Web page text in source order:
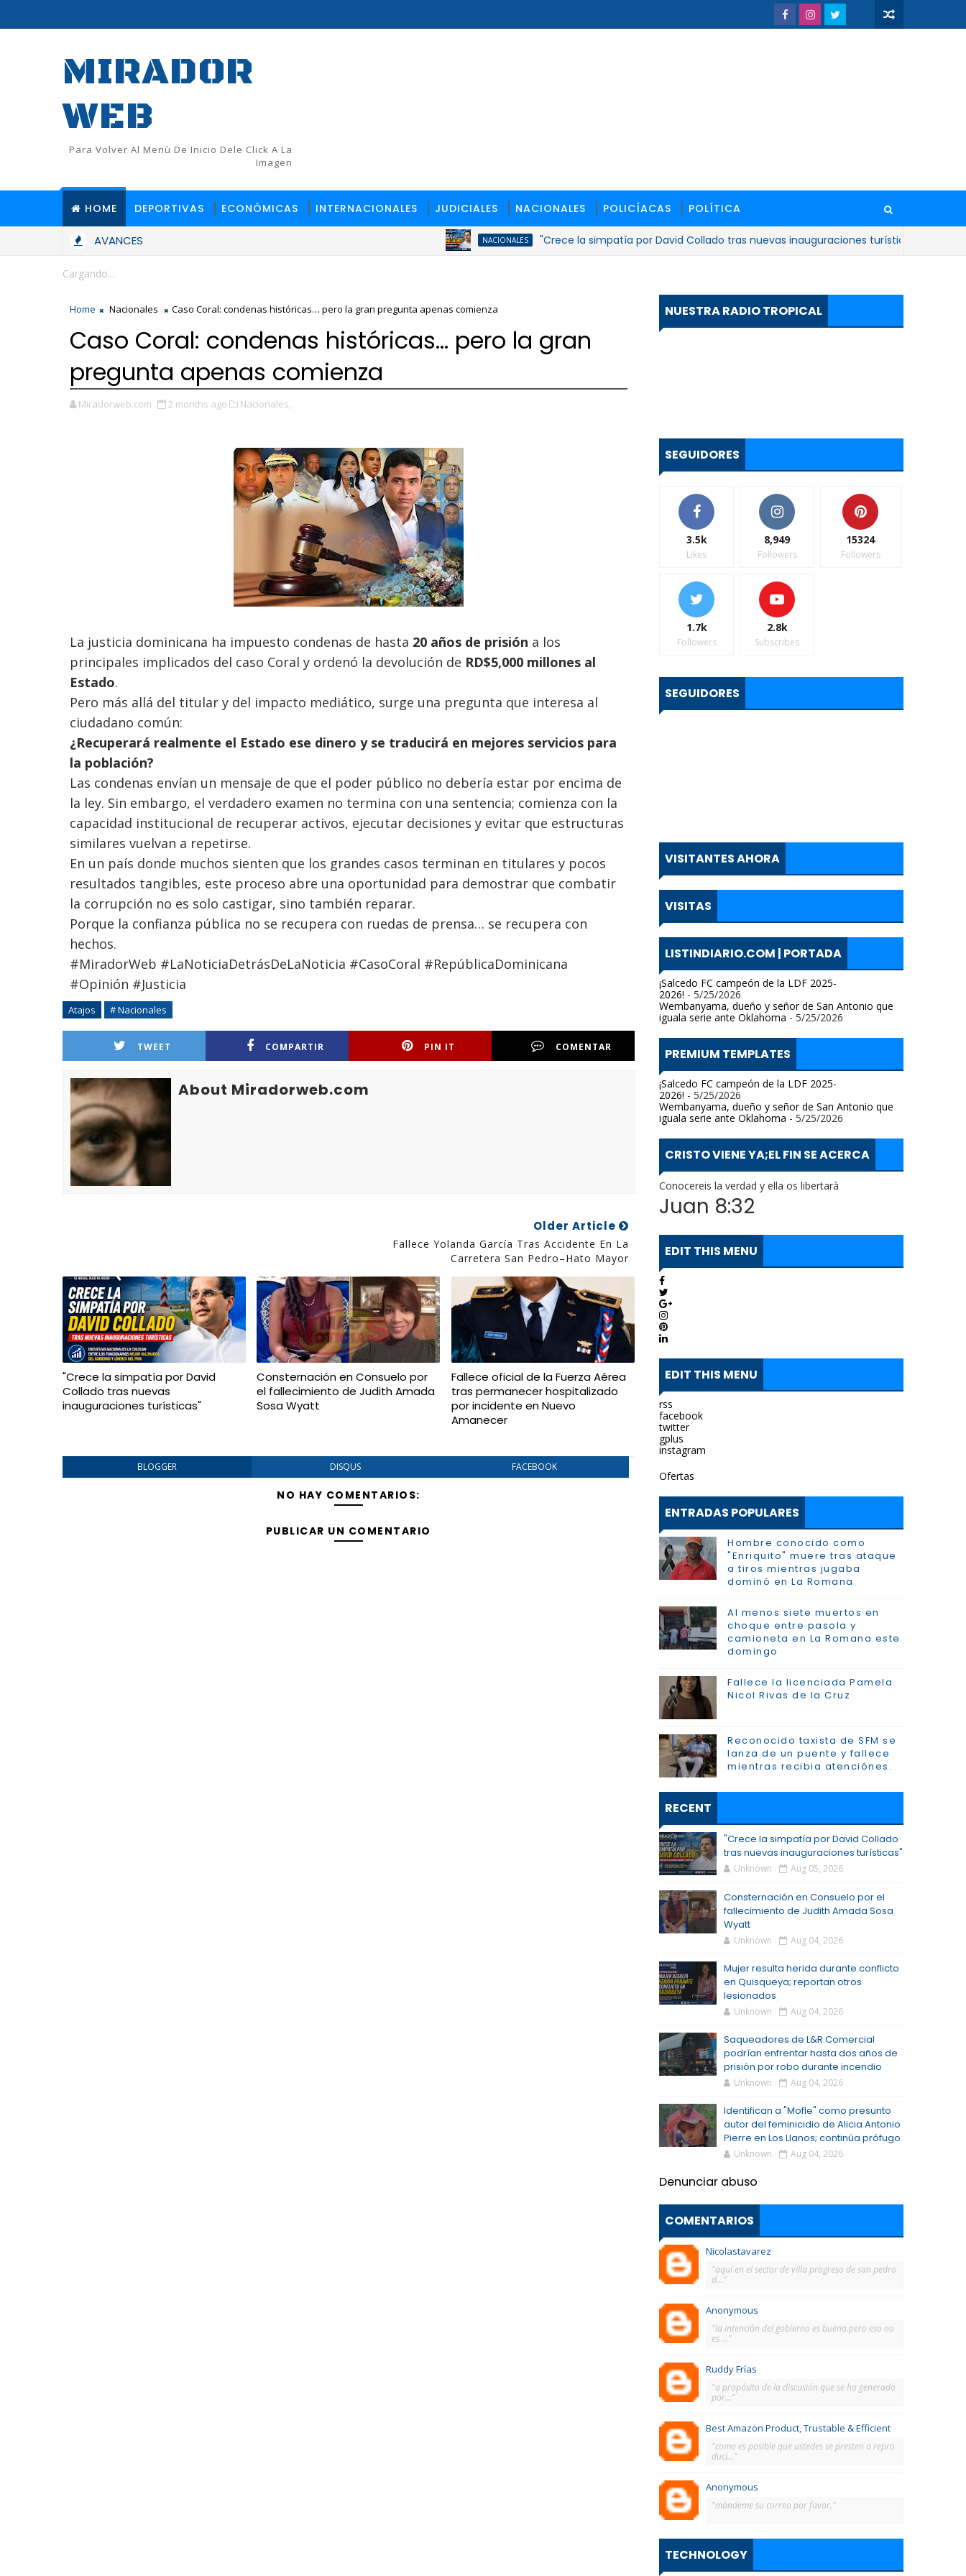
MIRADOR
WEB
Para Volver Al Menù De Inicio Dele Click A La
Imagen
HOME DEPORTIVAS ECONÓMICAS INTERNACIONALES JUDICIALES NACIONALES POLICÍACAS POLÍTICA
AVANCES NACIONALES "Crece la simpatía por David Collado tras nuevas inauguraciones turísticas"
Cargando...
Home Nacionales Caso Coral: condenas históricas… pero la gran pregunta apenas comienza
Caso Coral: condenas históricas… pero la gran
pregunta apenas comienza
Miradorweb.com 2 months ago Nacionales,
La justicia dominicana ha impuesto condenas de hasta 20 años de prisión a los
principales implicados del caso Coral y ordenó la devolución de RD$5,000 millones al
Estado.
Pero más allá del titular y del impacto mediático, surge una pregunta que interesa al
ciudadano común:
¿Recuperará realmente el Estado ese dinero y se traducirá en mejores servicios para
la población?
Las condenas envían un mensaje de que el poder público no debería estar por encima de
la ley. Sin embargo, el verdadero examen no termina con una sentencia; comienza con la
capacidad institucional de recuperar activos, ejecutar decisiones y evitar que estructuras
similares vuelvan a repetirse.
En un país donde muchos sienten que los grandes casos terminan en titulares y pocos
resultados tangibles, este proceso abre una oportunidad para demostrar que combatir
la corrupción no es solo castigar, sino también reparar.
Porque la confianza pública no se recupera con ruedas de prensa… se recupera con
hechos.
#MiradorWeb #LaNoticiaDetrásDeLaNoticia #CasoCoral #RepúblicaDominicana
#Opinión #Justicia
Atajos # Nacionales
TWEET COMPARTIR PIN IT COMENTAR
About Miradorweb.com
Older Article
Fallece Yolanda García Tras Accidente En La
Carretera San Pedro–Hato Mayor
"Crece la simpatía por David
Collado tras nuevas
inauguraciones turísticas"
Consternación en Consuelo por
el fallecimiento de Judith Amada
Sosa Wyatt
Fallece oficial de la Fuerza Aérea
tras permanecer hospitalizado
por incidente en Nuevo
Amanecer
BLOGGER DISQUS FACEBOOK
NO HAY COMENTARIOS:
PUBLICAR UN COMENTARIO
NUESTRA RADIO TROPICAL
SEGUIDORES
3.5k
Likes
8,949
Followers
15324
Followers
1.7k
Followers
2.8k
Subscribes
SEGUIDORES
VISITANTES AHORA
VISITAS
LISTINDIARIO.COM | PORTADA
¡Salcedo FC campeón de la LDF 2025-
2026! - 5/25/2026
Wembanyama, dueño y señor de San Antonio que
iguala serie ante Oklahoma - 5/25/2026
PREMIUM TEMPLATES
¡Salcedo FC campeón de la LDF 2025-
2026! - 5/25/2026
Wembanyama, dueño y señor de San Antonio que
iguala serie ante Oklahoma - 5/25/2026
CRISTO VIENE YA;EL FIN SE ACERCA
Conocereis la verdad y ella os libertarà
Juan 8:32
EDIT THIS MENU
EDIT THIS MENU
rss
facebook
twitter
gplus
instagram
Ofertas
ENTRADAS POPULARES
Hombre conocido como
"Enriquito" muere tras ataque
a tiros mientras jugaba
dominó en La Romana
Al menos siete muertos en
choque entre pasola y
camioneta en La Romana este
domingo
Fallece la licenciada Pamela
Nicol Rivas de la Cruz
Reconocido taxista de SFM se
lanza de un puente y fallece
mientras recibia atenciónes.
RECENT
"Crece la simpatía por David Collado
tras nuevas inauguraciones turísticas"
Unknown Aug 05, 2026
Consternación en Consuelo por el
fallecimiento de Judith Amada Sosa
Wyatt
Unknown Aug 04, 2026
Mujer resulta herida durante conflicto
en Quisqueya; reportan otros
lesionados
Unknown Aug 04, 2026
Saqueadores de L&R Comercial
podrían enfrentar hasta dos años de
prisión por robo durante incendio
Unknown Aug 04, 2026
Identifican a "Mofle" como presunto
autor del feminicidio de Alicia Antonio
Pierre en Los Llanos; continúa prófugo
Unknown Aug 04, 2026
Denunciar abuso
COMENTARIOS
Nicolastavarez
"aquí en el sector de villa progreso de san pedro
d..."
Anonymous
"la intención del gobierno es buena.pero eso no
es ..."
Ruddy Frías
"a propósito de la discusión que se ha generado
por..."
Best Amazon Product, Trustable & Efficient
"como es posible que ustedes se presten a repro
duci..."
Anonymous
"màndeme su correo por favor."
TECHNOLOGY